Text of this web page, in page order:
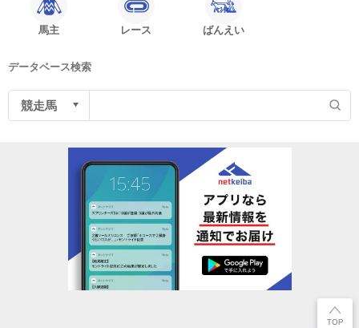
馬主 レース ばんえい
データベース検索